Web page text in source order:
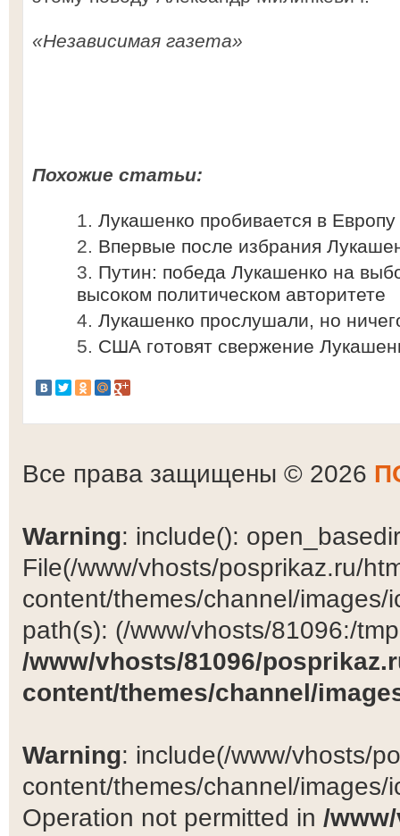
«Независимая газета»
Похожие статьи:
Лукашенко пробивается в
Впервые после избрания
Путин: победа Лукашенко на
высоком политическом авторитете
Лукашенко прослушали, но
США готовят свержение
Все права защищены © 2026
Warning: include():
File(/www/vhosts/posprikaz.ru/
content/themes/channel/
path(s): (/www/vhosts/81096:/
/www/vhosts/81096/
content/themes/channel/
Warning: include(/www/vhosts/
content/themes/channel/
Operation not permitted in /